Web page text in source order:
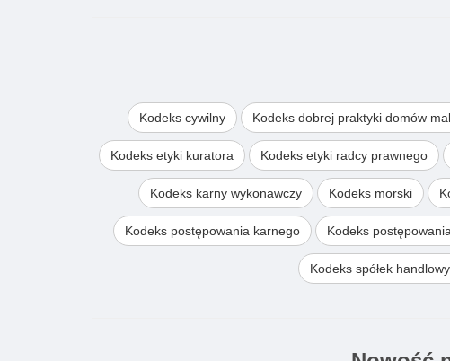
Kodeks cywilny Kodeks dobrej praktyki domów
Kodeks etyki kuratora Kodeks etyki radcy prawnego
Kodeks karny wykonawczy Kodeks morski
Kodeks postępowania karnego Kodeks
Kodeks spółek